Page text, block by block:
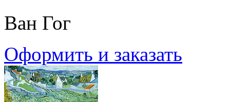
Ван Гог
Оформить и заказать